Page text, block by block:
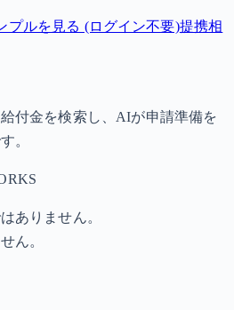
プルを見る (ログイン不要)提携相
付金を検索し、AIが申請準備を
。
ありません。
ん。